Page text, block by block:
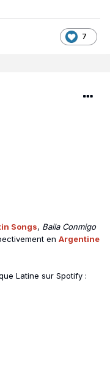
7
Songs, Baila Conmigo
en Argentine
Latine sur Spotify :